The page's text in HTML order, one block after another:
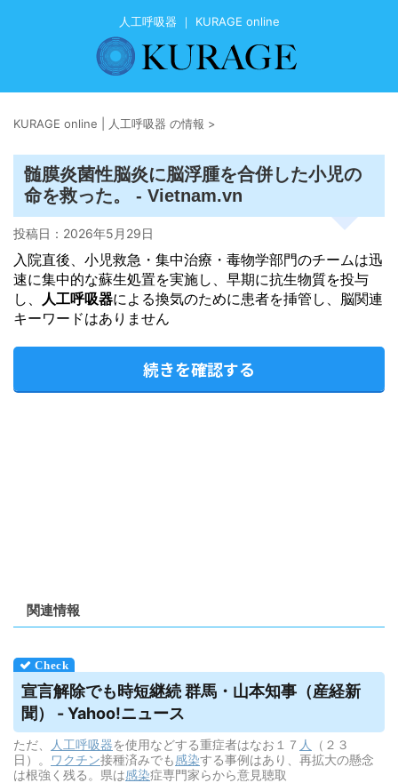
人工呼吸器 ｜ KURAGE online
KURAGE online | 人工呼吸器 の情報 >
髄膜炎菌性脳炎に脳浮腫を合併した小児の
命を救った。 - Vietnam.vn
投稿日： 2026年5月29日
入院直後、小児救急・集中治療・毒物学部門のチームは迅
速に集中的な蘇生処置を実施し、早期に抗生物質を投与
し、 人工呼吸器による換気のために患者を挿管し、脳関連
キーワードはありません
続きを確認する
関連情報
宣言解除でも時短継続 群馬・山本知事（産経新
聞） - Yahoo!ニュース
ただ、 人工呼吸器を使用などする重症者はなお１７ 人
（２３
日）。
ワクチン接種済みでも感染する事例はあり、再拡大の懸念
は根強く残る。県は感染症専門家らから意見聴取